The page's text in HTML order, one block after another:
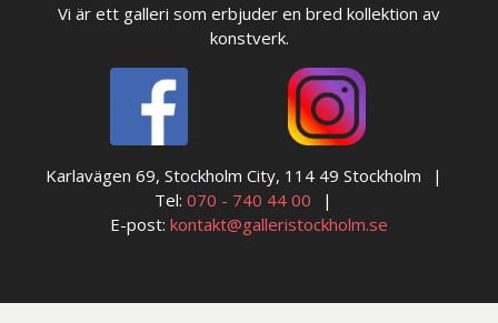
Vi är ett galleri som erbjuder en bred kollektion av
konstverk.
Karlavägen 69, Stockholm City, 114 49 Stockholm
Tel: 070 - 740 44 00
E-post: kontakt@galleristockholm.se